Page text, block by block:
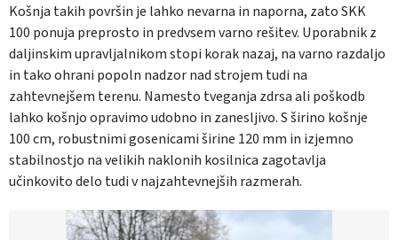
Košnja takih površin je lahko nevarna in naporna, zato SKK
100 ponuja preprosto in predvsem varno rešitev. Uporabnik z
daljinskim upravljalnikom stopi korak nazaj, na varno razdaljo
in tako ohrani popoln nadzor nad strojem tudi na
zahtevnejšem terenu. Namesto tveganja zdrsa ali poškodb
lahko košnjo opravimo udobno in zanesljivo. S širino košnje
100 cm, robustnimi gosenicami širine 120 mm in izjemno
stabilnostjo na velikih naklonih kosilnica zagotavlja
učinkovito delo tudi v najzahtevnejših razmerah.